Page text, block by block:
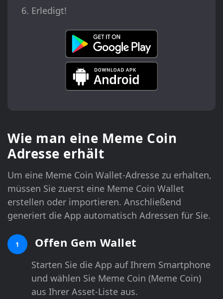
Erledigt!
Wie man eine Meme Coin
Adresse erhält
Um eine Meme Coin Wallet-Adresse zu erhalten,
müssen Sie zuerst eine Meme Coin Wallet
erstellen oder importieren. Anschließend
generiert die App automatisch Adressen für Sie.
1 Offen Gem Wallet
Starten Sie die App auf Ihrem Smartphone
und wählen Sie Meme Coin (Meme Coin)
aus Ihrer Asset-Liste aus.